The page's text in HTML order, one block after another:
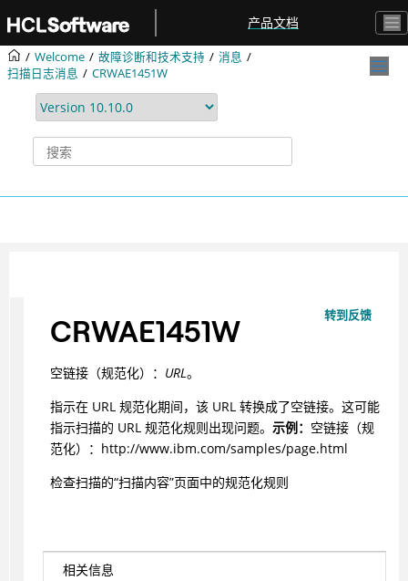
产品文档
Welcome 故障诊断和技术支持
消息
扫描日志消息
CRWAE1451W
转到反馈
CRWAE1451W
空链接（规范化）： URL。
指示在 URL 规范化期间，该 URL 转换成了空链接。这可能
指示扫描的 URL 规范化规则出现问题。 示例： 空链接（规
范化）：http://www.ibm.com/samples/page.html
检查扫描的“扫描内容”页面中的规范化规则
相关信息